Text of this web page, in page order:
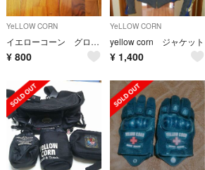
YeLLOW CORN
イエローコーン グローブ
¥ 800
YeLLOW CORN
yellow corn ジャケット
¥ 1,400